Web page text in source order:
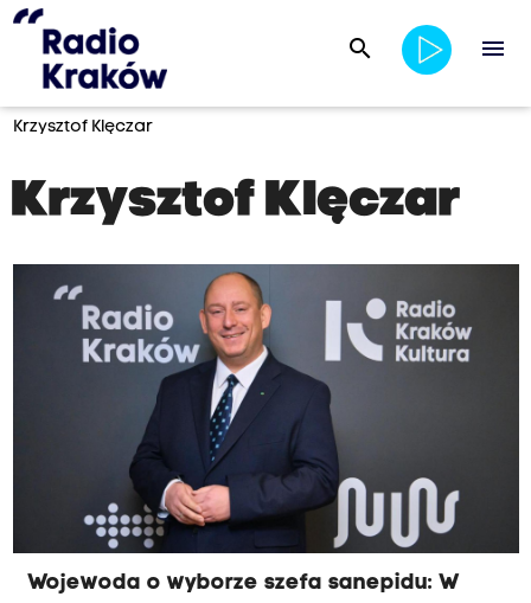
search menu
Krzysztof Klęczar
Krzysztof Klęczar
Wojewoda o wyborze szefa sanepidu: W